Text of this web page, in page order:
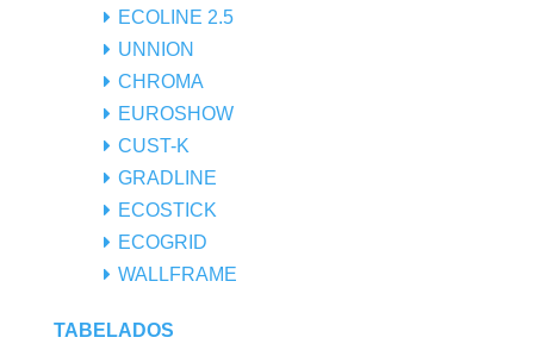
ECOLINE 2.5
UNNION
CHROMA
EUROSHOW
CUST-K
GRADLINE
ECOSTICK
ECOGRID
WALLFRAME
TABELADOS